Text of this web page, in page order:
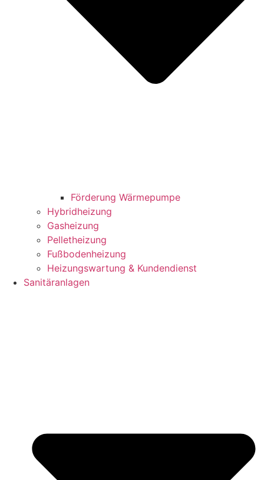
Förderung Wärmepumpe
Hybridheizung
Gasheizung
Pelletheizung
Fußbodenheizung
Heizungswartung & Kundendienst
Sanitäranlagen